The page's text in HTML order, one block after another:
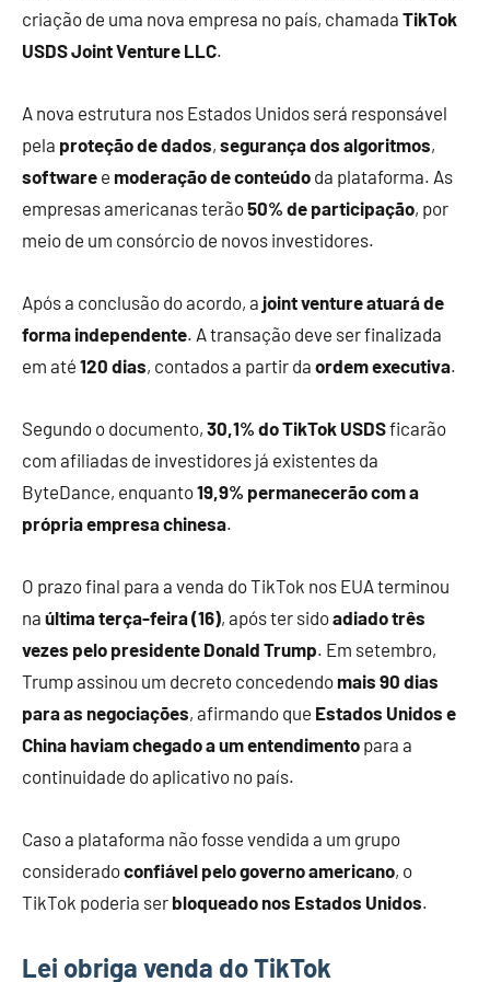
criação de uma nova empresa no país, chamada TikTok
USDS Joint Venture LLC.
A nova estrutura nos Estados Unidos será responsável
pela proteção de dados, segurança dos algoritmos,
software e moderação de conteúdo da plataforma. As
empresas americanas terão50% de participação, por
meio de um consórcio de novos investidores.
Após a conclusão do acordo, a joint venture atuará de
forma independente. A transação deve ser finalizada
em até 120 dias, contados a partir da ordem executiva.
Segundo o documento, 30,1% do TikTok USDSficarão
com afiliadas de investidores já existentes da
ByteDance, enquanto19,9% permanecerão com a
própria empresa chinesa.
O prazo final para a venda do TikTok nos EUA terminou
na última terça-feira (16), após ter sidoadiado três
vezes pelo presidente Donald Trump. Em setembro,
Trump assinou um decreto concedendomais 90 dias
para as negociações, afirmando que Estados Unidos e
China haviam chegado a um entendimento para a
continuidade do aplicativo no país.
Caso a plataforma não fosse vendida a um grupo
consideradoconfiável pelo governo americano, o
TikTok poderia ser bloqueado nos Estados Unidos.
Lei obriga venda do TikTok